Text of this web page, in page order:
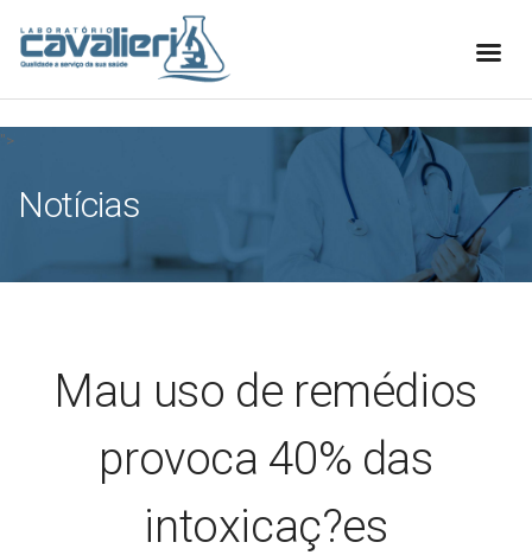
[elfsight_whatsapp_chat id="1"]
">
Notícias
Mau uso de remédios
provoca 40% das
intoxicaç?es